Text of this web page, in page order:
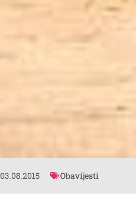
03.08.2015 Obavijesti